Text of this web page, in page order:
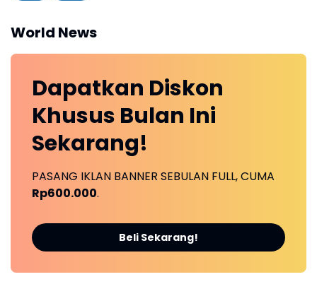
World News
Dapatkan Diskon
Khusus Bulan Ini
Sekarang!
PASANG IKLAN BANNER SEBULAN FULL, CUMA
Rp600.000.
Beli Sekarang!